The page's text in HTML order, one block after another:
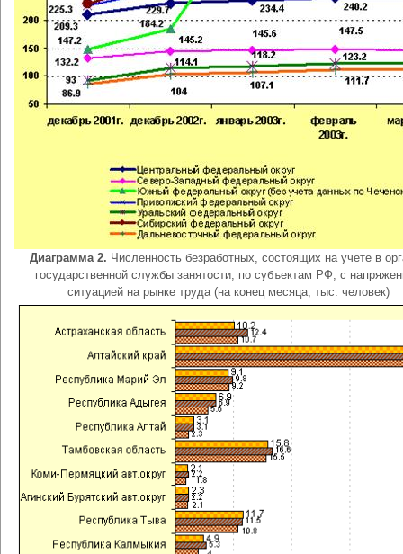
Диаграмма 2. Численность безработных, состоящих на учете в
государственной службы занятости, по субъектам РФ, с
ситуацией на рынке труда (на конец месяца, тыс. человек)